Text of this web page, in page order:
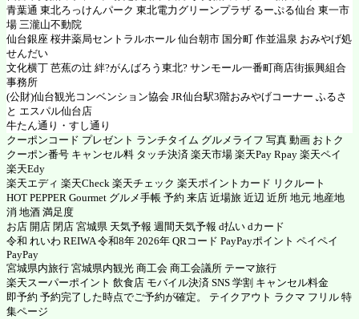
青葉通 東北ろっけんパーク 東北電力グリーンプラザ るーぷる仙台 東一市
場 三瀧山不動院
仙台銀座 桜井薬局セントラルホール 仙台朝市 国分町 作並温泉 おみやげ処
せんだい
文化横丁 芭蕉の辻 絆?がんばろう東北? サンモール一番町商店街振興組合
事務所
(公財)仙台観光コンベンション協会 JR仙台駅3階おみやげコーナー ふるさ
と エスパル仙台店
牛たん通り・すし通り
クーポンコード プレゼント ランチタイム グルメライフ 写真 動画 おトク
クーポン番号 キャンセル料 タッチ決済 楽天市場 楽天Pay Rpay 楽天ペイ
楽天Edy
楽天エディ 楽天Check 楽天チェック 楽天ポイントカード リクルート
HOT PEPPER Gourmet グルメ手帳 予約 来店 近場旅 近辺 近所 地元 地産地
消 地酒 満足度
お店 開店 閉店 宮城県 天気予報 週間天気予報 d払い dカード
令和 れいわ REIWA 令和8年 2026年 QRコード PayPayポイント ペイペイ
PayPay
宮城県内旅行 宮城県内観光 商工会 商工会議所 テーマ旅行
楽天スーパーポイント 飲食店 モバイル決済 SNS 学割 キャンセル料金
即予約 予約完了した時点でご予約が確定。 テイクアウト ラクマ フリル 特
集ページ